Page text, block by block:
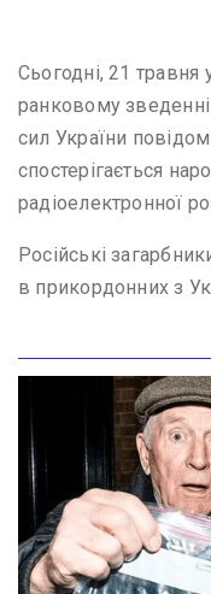
Сьогодні, 21 травня
ранковому
сил України
спостерігається
радіоелектронної
Російські
в прикордонних з